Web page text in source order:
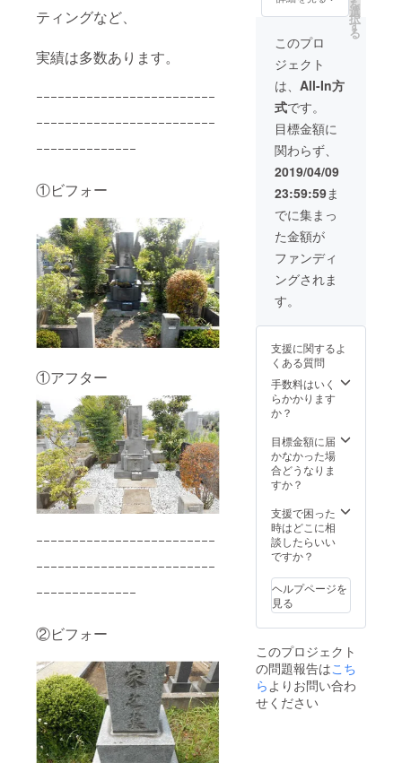
ティングなど、
実績は多数あります。
ｰｰｰｰｰｰｰｰｰｰｰｰｰｰｰｰｰｰｰｰｰｰｰｰｰ
ｰｰｰｰｰｰｰｰｰｰｰｰｰｰｰｰｰｰｰｰｰｰｰｰｰ
ｰｰｰｰｰｰｰｰｰｰｰｰｰｰ
①ビフォー
①アフター
ｰｰｰｰｰｰｰｰｰｰｰｰｰｰｰｰｰｰｰｰｰｰｰｰｰ
ｰｰｰｰｰｰｰｰｰｰｰｰｰｰｰｰｰｰｰｰｰｰｰｰｰ
ｰｰｰｰｰｰｰｰｰｰｰｰｰｰ
②ビフォー
ンもご
す。ご
相談下
さい。
※支援
時、必
ず備考
欄にご
希望の
をご記
入くだ
さい。
記入の
ない場
合は
CAMPF
ザー名
を掲載
いたし
ます。
ご了承
くださ
コー
グを提
供。 新
品同様
に、石
材を復
元致し
ます。
コー
ティン
グは約3
年は美
しさを
保てま
す。
（サビ
に関し
ては完
璧に取
できま
で、ご
了承下
さい。
交通費
オプ
ション
もござ
相談下
さい。
※支援
時、必
欄にご
希望の
お名前
をご記
さい。
記入の
ない場
合は
CAMPF
きま
②HP等
紹介時
に名前
を記
載。 ③
関東
（東
京・神
奈川・
千葉・
埼玉）
150000
円相当
の、
サービ
ス、お
墓全体
のク
コー
グを提
供。 新
品同様
に、石
ます。
コー
ティン
しさを
保てま
す。 外
柵に関
も、
しっか
りと
コー
グを行
いま
す。
（サビ
に関し
を
選
択
す
る
このプロ
ジェクト
は、 All-In方
式です。
目標金額に
関わらず、
2019/04/09
23:59:59ま
でに集まっ
た金額が
ファンディ
ングされま
す。
支援に関するよ
くある質問
手数料はいく
らかかります
か？
目標金額に届
かなかった場
合どうなりま
すか？
支援で困った
時はどこに相
談したらいい
ですか？
ヘルプページを
見る
このプロジェクト
の問題報告はこち
らよりお問い合わ
せください